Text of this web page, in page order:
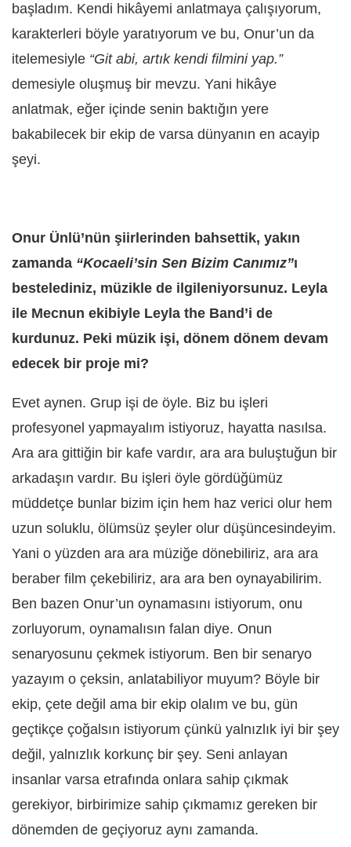
başladım. Kendi hikâyemi anlatmaya çalışıyorum,
karakterleri böyle yaratıyorum ve bu, Onur’un da
itelemesiyle “Git abi, artık kendi filmini yap.”
demesiyle oluşmuş bir mevzu. Yani hikâye
anlatmak, eğer içinde senin baktığın yere
bakabilecek bir ekip de varsa dünyanın en acayip
şeyi.
Onur Ünlü’nün şiirlerinden bahsettik, yakın
zamanda “Kocaeli’sin Sen Bizim Canımız”ı
bestelediniz, müzikle de ilgileniyorsunuz. Leyla
ile Mecnun ekibiyle Leyla the Band’i de
kurdunuz. Peki müzik işi, dönem dönem devam
edecek bir proje mi?
Evet aynen. Grup işi de öyle. Biz bu işleri
profesyonel yapmayalım istiyoruz, hayatta nasılsa.
Ara ara gittiğin bir kafe vardır, ara ara buluştuğun bir
arkadaşın vardır. Bu işleri öyle gördüğümüz
müddetçe bunlar bizim için hem haz verici olur hem
uzun soluklu, ölümsüz şeyler olur düşüncesindeyim.
Yani o yüzden ara ara müziğe dönebiliriz, ara ara
beraber film çekebiliriz, ara ara ben oynayabilirim.
Ben bazen Onur’un oynamasını istiyorum, onu
zorluyorum, oynamalısın falan diye. Onun
senaryosunu çekmek istiyorum. Ben bir senaryo
yazayım o çeksin, anlatabiliyor muyum? Böyle bir
ekip, çete değil ama bir ekip olalım ve bu, gün
geçtikçe çoğalsın istiyorum çünkü yalnızlık iyi bir şey
değil, yalnızlık korkunç bir şey. Seni anlayan
insanlar varsa etrafında onlara sahip çıkmak
gerekiyor, birbirimize sahip çıkmamız gereken bir
dönemden de geçiyoruz aynı zamanda.